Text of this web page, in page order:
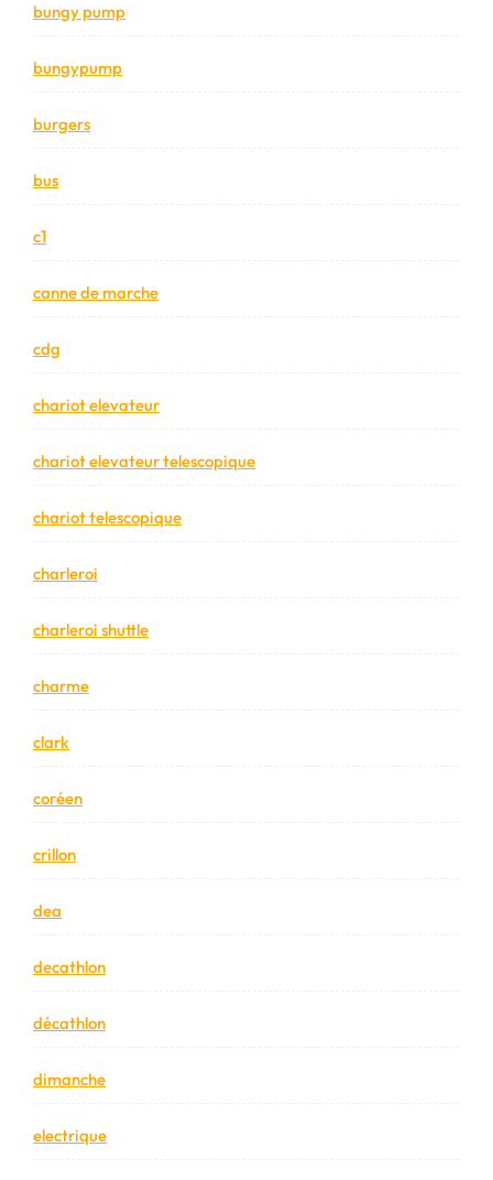
bungy pump
bungypump
burgers
bus
c1
canne de marche
cdg
chariot elevateur
chariot elevateur telescopique
chariot telescopique
charleroi
charleroi shuttle
charme
clark
coréen
crillon
dea
decathlon
décathlon
dimanche
electrique